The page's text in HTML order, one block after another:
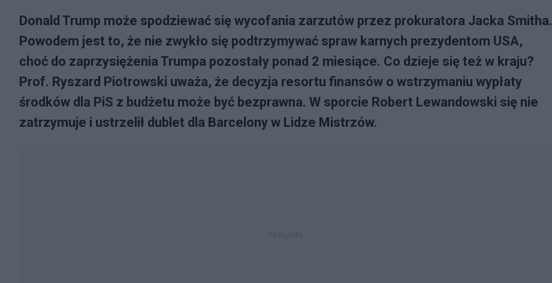
Donald Trump może spodziewać się wycofania zarzutów przez prokuratora Jacka Smitha.
Powodem jest to, że nie zwykło się podtrzymywać spraw karnych prezydentom USA,
choć do zaprzysiężenia Trumpa pozostały ponad 2 miesiące. Co dzieje się też w kraju?
Prof. Ryszard Piotrowski uważa, że decyzja resortu finansów o wstrzymaniu wypłaty
środków dla PiS z budżetu może być bezprawna. W sporcie Robert Lewandowski się nie
zatrzymuje i ustrzelił dublet dla Barcelony w Lidze Mistrzów.